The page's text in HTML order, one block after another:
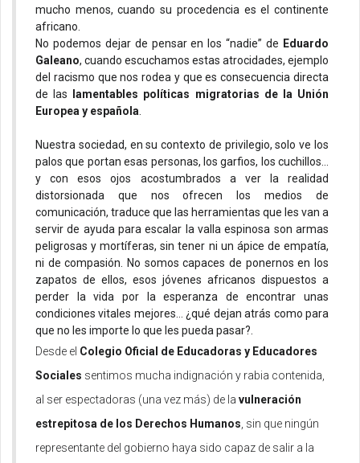
mucho menos, cuando su procedencia es el continente
africano.
No podemos dejar de pensar en los “nadie” de Eduardo
Galeano, cuando escuchamos estas atrocidades, ejemplo
del racismo que nos rodea y que es consecuencia directa
de las
lamentables políticas migratorias de la Unión
Europea y española
Nuestra sociedad, en su contexto de privilegio, solo ve los
palos que portan esas personas, los garfios, los cuchillos…
y con esos ojos acostumbrados a ver la realidad
distorsionada que nos ofrecen los medios de
comunicación, traduce que las herramientas que les van a
servir de ayuda para escalar la valla espinosa son armas
peligrosas y mortíferas, sin tener ni un ápice de empatía,
ni de compasión. No somos capaces de ponernos en los
zapatos de ellos, esos jóvenes africanos dispuestos a
perder la vida por la esperanza de encontrar unas
condiciones vitales mejores… ¿qué dejan atrás como para
que no les importe lo que les pueda pasar?.
Desde el Colegio Oficial de Educadoras y Educadores
Sociales sentimos mucha indignación y rabia contenida,
al ser espectadoras (una vez más) de la vulneración
estrepitosa de los Derechos Humanos , sin que ningún
representante del gobierno haya sido capaz de salir a la